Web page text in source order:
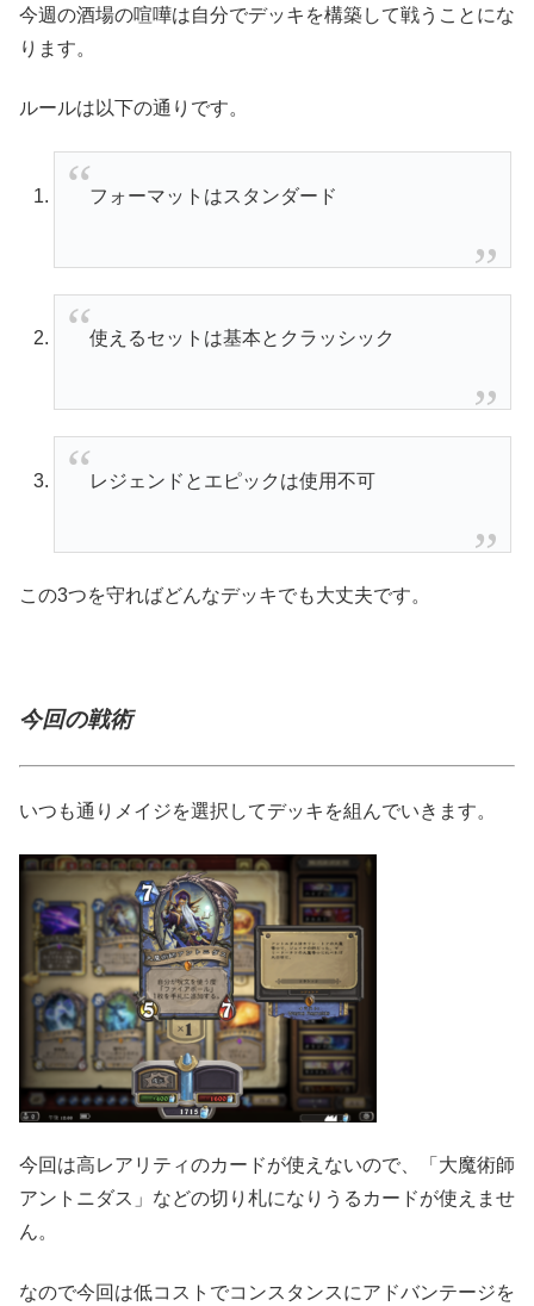
今週の酒場の喧嘩は自分でデッキを構築して戦うことにな
ります。
ルールは以下の通りです。
フォーマットはスタンダード
使えるセットは基本とクラッシック
レジェンドとエピックは使用不可
この3つを守ればどんなデッキでも大丈夫です。
今回の戦術
いつも通りメイジを選択してデッキを組んでいきます。
今回は高レアリティのカードが使えないので、「大魔術師
アントニダス」などの切り札になりうるカードが使えませ
ん。
なので今回は低コストでコンスタンスにアドバンテージを